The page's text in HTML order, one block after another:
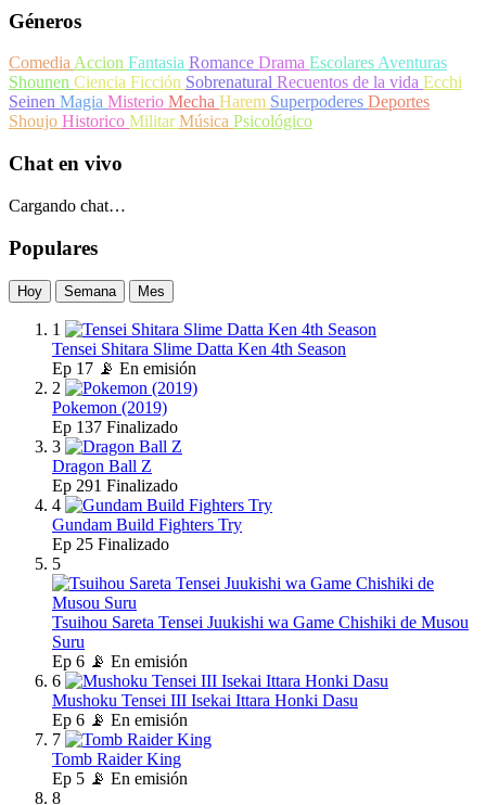
Géneros
ComediaAccion Fantasia Romance Drama EscolaresAventuras
Shounen Ciencia Ficción Sobrenatural Recuentos de la vida Ecchi
Seinen Magia Misterio Mecha Harem Superpoderes Deportes
Shoujo Historico MilitarMúsica Psicológico
Chat en vivo
Cargando chat…
Populares
Hoy Semana Mes
1
Tensei Shitara Slime Datta Ken 4th Season
Ep 17 📡 En emisión
2
Pokemon (2019)
Ep 137 Finalizado
3
Dragon Ball Z
Ep 291 Finalizado
4
Gundam Build Fighters Try
Ep 25 Finalizado
5
Tsuihou Sareta Tensei Juukishi wa Game Chishiki de Musou
Suru
Ep 6 📡 En emisión
6
Mushoku Tensei III Isekai Ittara Honki Dasu
Ep 6 📡 En emisión
7
Tomb Raider King
Ep 5 📡 En emisión
8